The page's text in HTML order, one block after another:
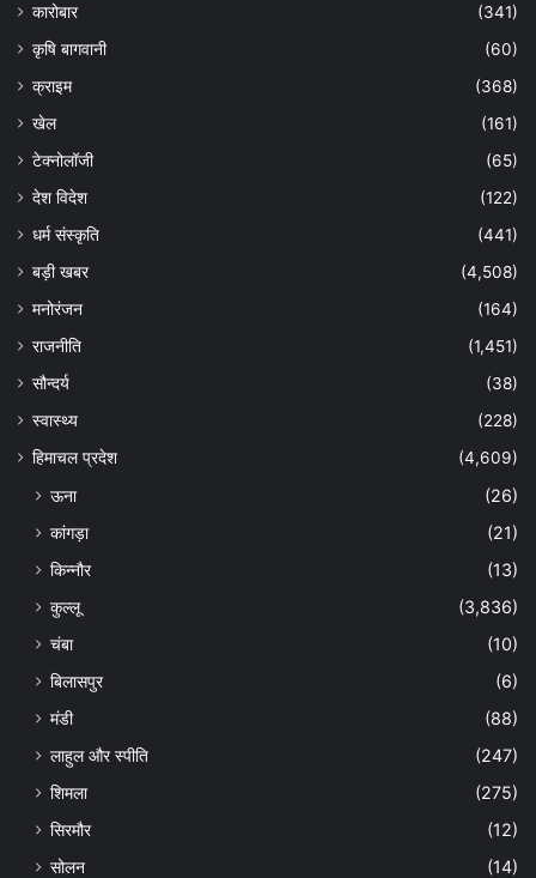
कारोबार
(341)
कृषि बागवानी
(60)
क्राइम
(368)
खेल
(161)
टेक्नोलॉजी
(65)
देश विदेश
(122)
धर्म संस्कृति
(441)
बड़ी खबर
(4,508)
मनोरंजन
(164)
राजनीति
(1,451)
सौन्दर्य
(38)
स्वास्थ्य
(228)
हिमाचल प्रदेश
(4,609)
ऊना
(26)
कांगड़ा
(21)
किन्नौर
(13)
कुल्लू
(3,836)
चंबा
(10)
बिलासपुर
(6)
मंडी
(88)
लाहुल और स्पीति
(247)
शिमला
(275)
सिरमौर
(12)
सोलन
(14)